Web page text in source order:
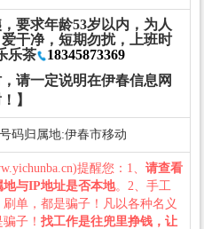
要求年龄53岁以内，为人
干净，短期勿扰，上班时
乐茶
18345873369
，请一定说明在伊春信息网
】
号码归属地:伊春市移动
提醒您：1、 请查看
地与IP地址是否本地。2、手工
单，都是骗子！凡以各种名义
子！ 找工作是往兜里挣钱，让